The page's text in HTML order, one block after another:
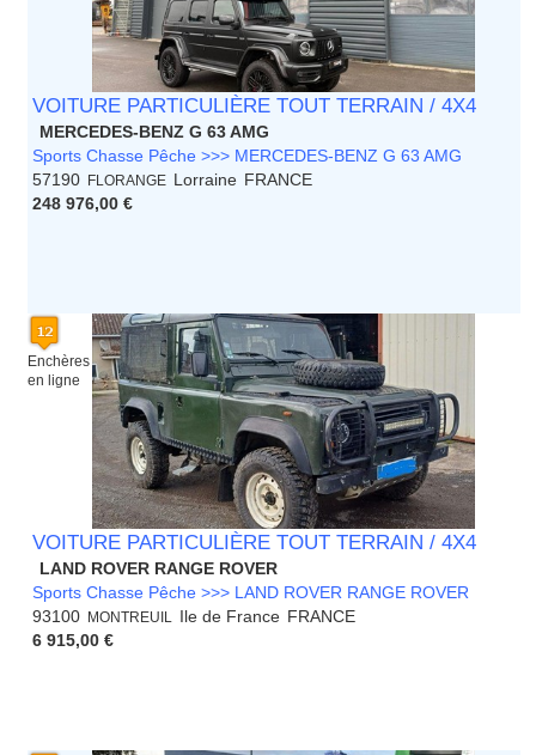
VOITURE PARTICULIÈRE TOUT TERRAIN / 4X4
MERCEDES-BENZ G 63 AMG
Sports Chasse Pêche >>> MERCEDES-BENZ G 63 AMG
57190
FLORANGE Lorraine FRANCE
248 976,00 €
Enchères
en ligne
VOITURE PARTICULIÈRE TOUT TERRAIN / 4X4
LAND ROVER RANGE ROVER
Sports Chasse Pêche >>> LAND ROVER RANGE ROVER
93100
MONTREUIL Ile de France FRANCE
6 915,00 €